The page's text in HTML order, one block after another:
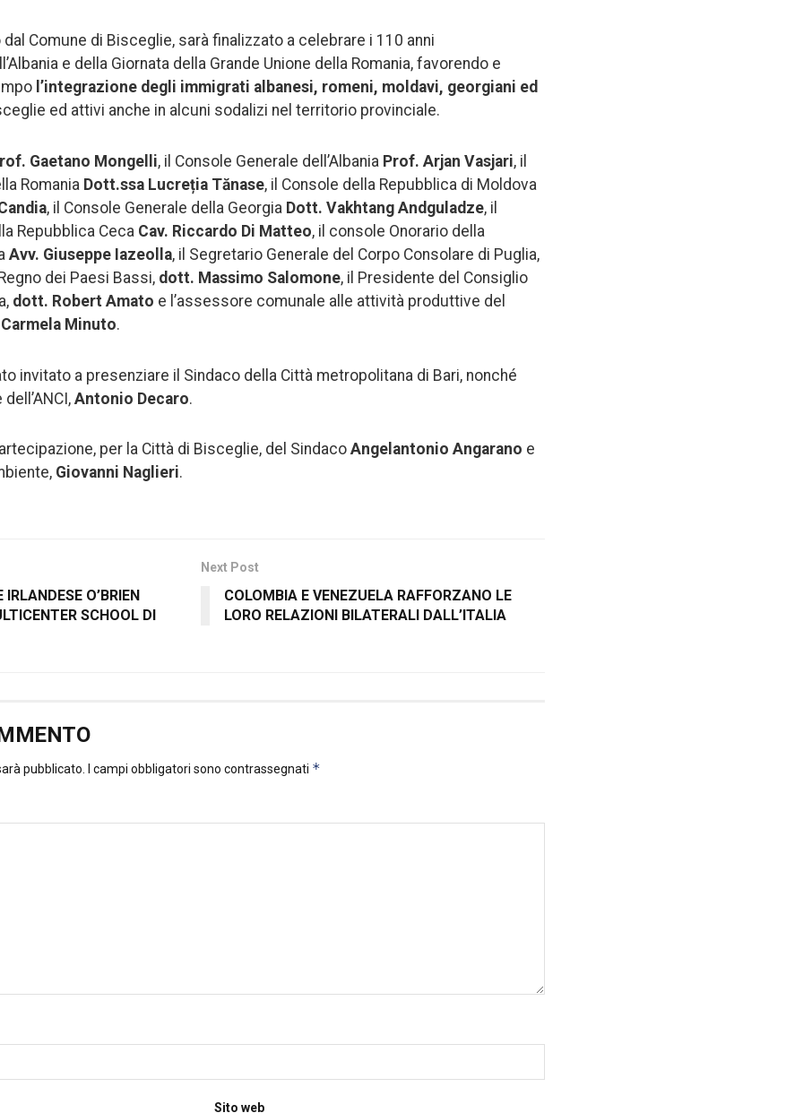
dal Comune di Bisceglie, sarà finalizzato a celebrare i 110 anni
e della Giornata della Grande Unione della Romania, favorendo e
l’integrazione degli immigrati albanesi, romeni, moldavi, georgiani ed
ed attivi anche in alcuni sodalizi nel territorio provinciale.
Gaetano Mongelli, il Console Generale dell’Albania Prof. Arjan Vasjari, il
Romania Dott.ssa Lucreția Tănase, il Console della Repubblica di Moldova
, il Console Generale della Georgia Dott. Vakhtang Andguladze, il
Repubblica Ceca Cav. Riccardo Di Matteo, il console Onorario della
Avv. Giuseppe Iazeolla, il Segretario Generale del Corpo Consolare di Puglia,
dei Paesi Bassi, dott. Massimo Salomone, il Presidente del Consiglio
dott. Robert Amato e l’assessore comunale alle attività produttive del
Carmela Minuto.
invitato a presenziare il Sindaco della Città metropolitana di Bari, nonché
Antonio Decaro.
per la Città di Bisceglie, del Sindaco Angelantonio Angarano e
Giovanni Naglieri.
O’BRIEN
SCHOOL DI
Next Post
COLOMBIA E VENEZUELA RAFFORZANO LE
LORO RELAZIONI BILATERALI DALL’ITALIA
pubblicato. I campi obbligatori sono contrassegnati *
Sito web